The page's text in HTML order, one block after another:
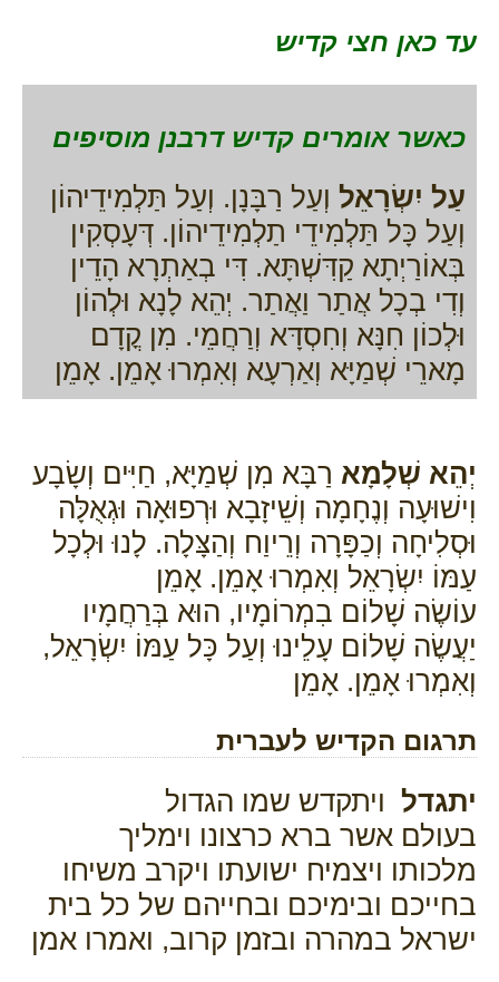
עד כאן חצי קדיש
כאשר אומרים קדיש דרבנן מוסיפים
עַל יִשְׂרָאֵל וְעַל רַבָּנָן. וְעַל תַּלְמִידֵיהוֹן
וְעַל כָּל תַּלְמִידֵי תַלְמִידֵיהוֹן. דְּעָסְקִין
בְּאוֹרַיְתָא קַדִּשְׁתָּא. דִּי בְאַתְרָא הָדֵין
וְדִי בְכָל אֲתַר וַאֲתַר. יְהֵא לָנָא וּלְהוֹן
וּלְכוֹן חִנָּא וְחִסְדָּא וְרַחֲמֵי. מִן קֳדָם
מָארֵי שְׁמַיָּא וְאַרְעָא וְאִמְרוּ אָמֵן. אָמֵן
יְהֵא שְׁלָמָא רַבָּא מִן שְׁמַיָּא, חַיִּים וְשָׂבָע
וִישׁוּעָה וְנֶחָמָה וְשֵׁיזָבָא וּרְפוּאָה וּגְאֻלָּה
וּסְלִיחָה וְכַפָּרָה וְרֵיוַח וְהַצָּלָה. לָנוּ וּלְכָל
עַמּוֹ יִשְׂרָאֵל וְאִמְרוּ אָמֵן. אָמֵן
עוֹשֶׂה שָׁלוֹם בִמְרוֹמָיו, הוּא בְּרַחֲמָיו
יַעֲשֶׂה שָׁלוֹם עָלֵינוּ וְעַל כָּל עַמּוֹ יִשְׂרָאֵל,
וְאִמְרוּ אָמֵן. אָמֵן
תרגום הקדיש לעברית
יתגדל ויתקדש שמו הגדול
בעולם אשר ברא כרצונו וימליך
מלכותו ויצמיח ישועתו ויקרב משיחו
בחייכם ובימיכם ובחייהם של כל בית
ישראל במהרה ובזמן קרוב, ואמרו אמן